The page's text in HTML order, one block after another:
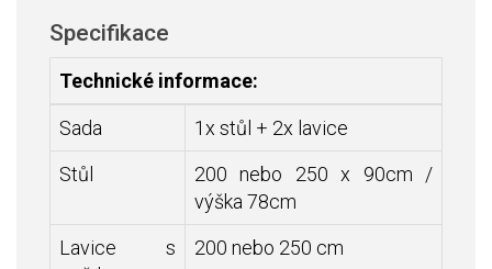
Specifikace
Technické informace:
Sada
1x stůl + 2x lavice
Stůl
200 nebo 250 x 90cm /
výška 78cm
Lavice s
200 nebo 250 cm